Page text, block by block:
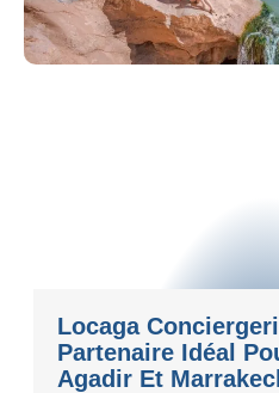
Locaga
Partenaire Idéal
Agadir Et